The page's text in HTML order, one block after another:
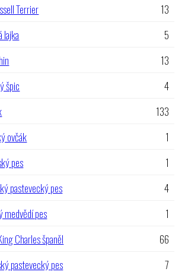
Terrier
13
lajka
5
13
špic
4
133
ovčák
1
pes
1
pastevecký pes
4
medvědí pes
1
Charles španěl
66
pastevecký pes
7